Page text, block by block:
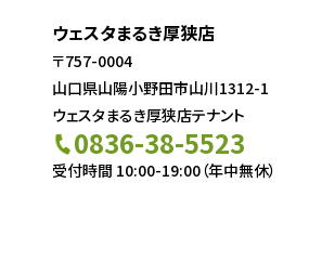
ウェスタまるき厚狭店
〒757-0004
山口県山陽小野田市山川1312-1
ウェスタまるき厚狭店テナント
0836-38-5523
受付時間 10:00-19:00（年中無休）